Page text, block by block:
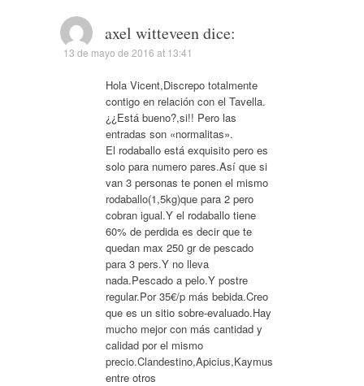
axel witteveen dice:
13 de mayo de 2016 at 13:41
Hola Vicent,Discrepo totalmente
contigo en relación con el Tavella.
¿¿Está bueno?,si!! Pero las
entradas son «normalitas».
El rodaballo está exquisito pero es
solo para numero pares.Así que si
van 3 personas te ponen el mismo
rodaballo(1,5kg)que para 2 pero
cobran igual.Y el rodaballo tiene
60% de perdida es decir que te
quedan max 250 gr de pescado
para 3 pers.Y no lleva
nada.Pescado a pelo.Y postre
regular.Por 35€/p más bebida.Creo
que es un sitio sobre-evaluado.Hay
mucho mejor con más cantidad y
calidad por el mismo
precio.Clandestino,Apicius,Kaymus
entre otros